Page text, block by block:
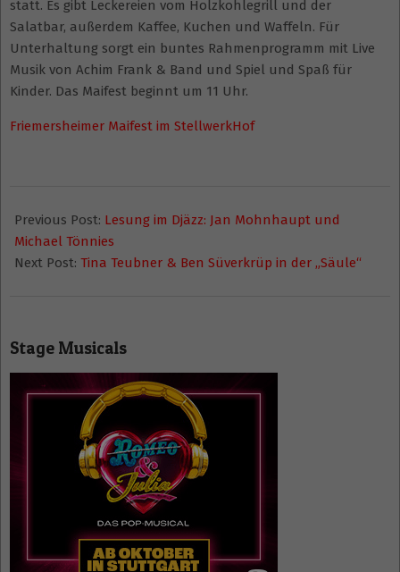
statt. Es gibt Leckereien vom Holzkohlegrill und der
Salatbar, außerdem Kaffee, Kuchen und Waffeln. Für
Unterhaltung sorgt ein buntes Rahmenprogramm mit Live
Musik von Achim Frank & Band und Spiel und Spaß für
Kinder. Das Maifest beginnt um 11 Uhr.
Friemersheimer Maifest im StellwerkHof
04-
28
Previous Post: Lesung im Djäzz: Jan Mohnhaupt und
Michael Tönnies
Next Post: Tina Teubner & Ben Süverkrüp in der „Säule“
Stage Musicals